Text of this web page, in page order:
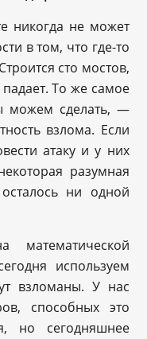
никогда не может
в том, что где-то
сто мостов,
падает. То же самое
можем сделать, —
взлома. Если
атаку и у них
разумная
ни одной
математической
используем
взломаны. У нас
способных это
но сегодняшнее